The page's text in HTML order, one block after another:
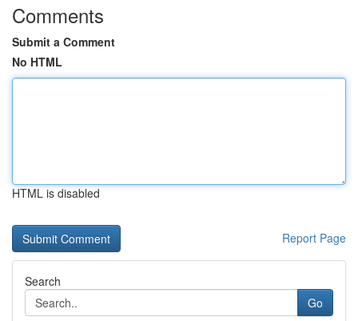
Comments
Submit a Comment
No HTML
HTML is disabled
Report Page
Search
Go